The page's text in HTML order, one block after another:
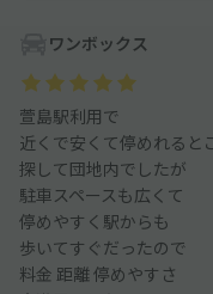
ワンボックス
萱島駅利用で
近くで安くて停めれると
探して団地内でしたが
駐車スペースも広くて
停めやすく駅からも
歩いてすぐだったので
料金 距離 停めやすさ